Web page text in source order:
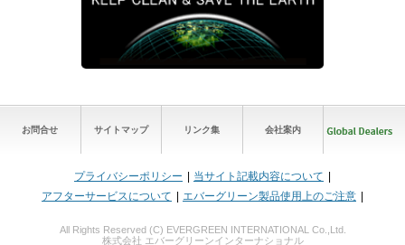
お問合せ サイトマップ リンク集 会社案内
プライバシーポリシー
当サイト記載内容について
アフターサービスについて
エバーグリーン製品使用上のご注意
All Rights Reserved (C) EVERGREEN INTERNATIONAL Co.,Ltd.
株式会社 エバーグリーンインターナショナル